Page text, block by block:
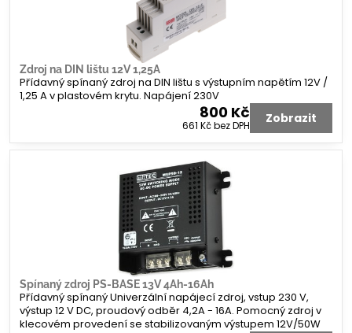
Zdroj na DIN lištu 12V 1,25A
Přídavný spínaný zdroj na DIN lištu s výstupním napětím 12V /
1,25 A v plastovém krytu. Napájení 230V
800 Kč
661 Kčbez DPH Zobrazit
Spínaný zdroj PS-BASE 13V 4Ah-16Ah
Přídavný spínaný Univerzální napájecí zdroj, vstup 230 V,
výstup 12 V DC, proudový odběr 4,2A - 16A. Pomocný zdroj v
klecovém provedení se stabilizovaným výstupem 12V/50W